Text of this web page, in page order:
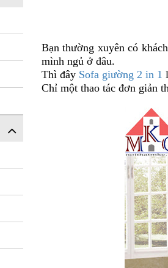
Bạn thường xuyên có
mình ngủ ở đâu.
Thì đây Sofa giường 2 in 1
Chỉ một thao tác đơn giản